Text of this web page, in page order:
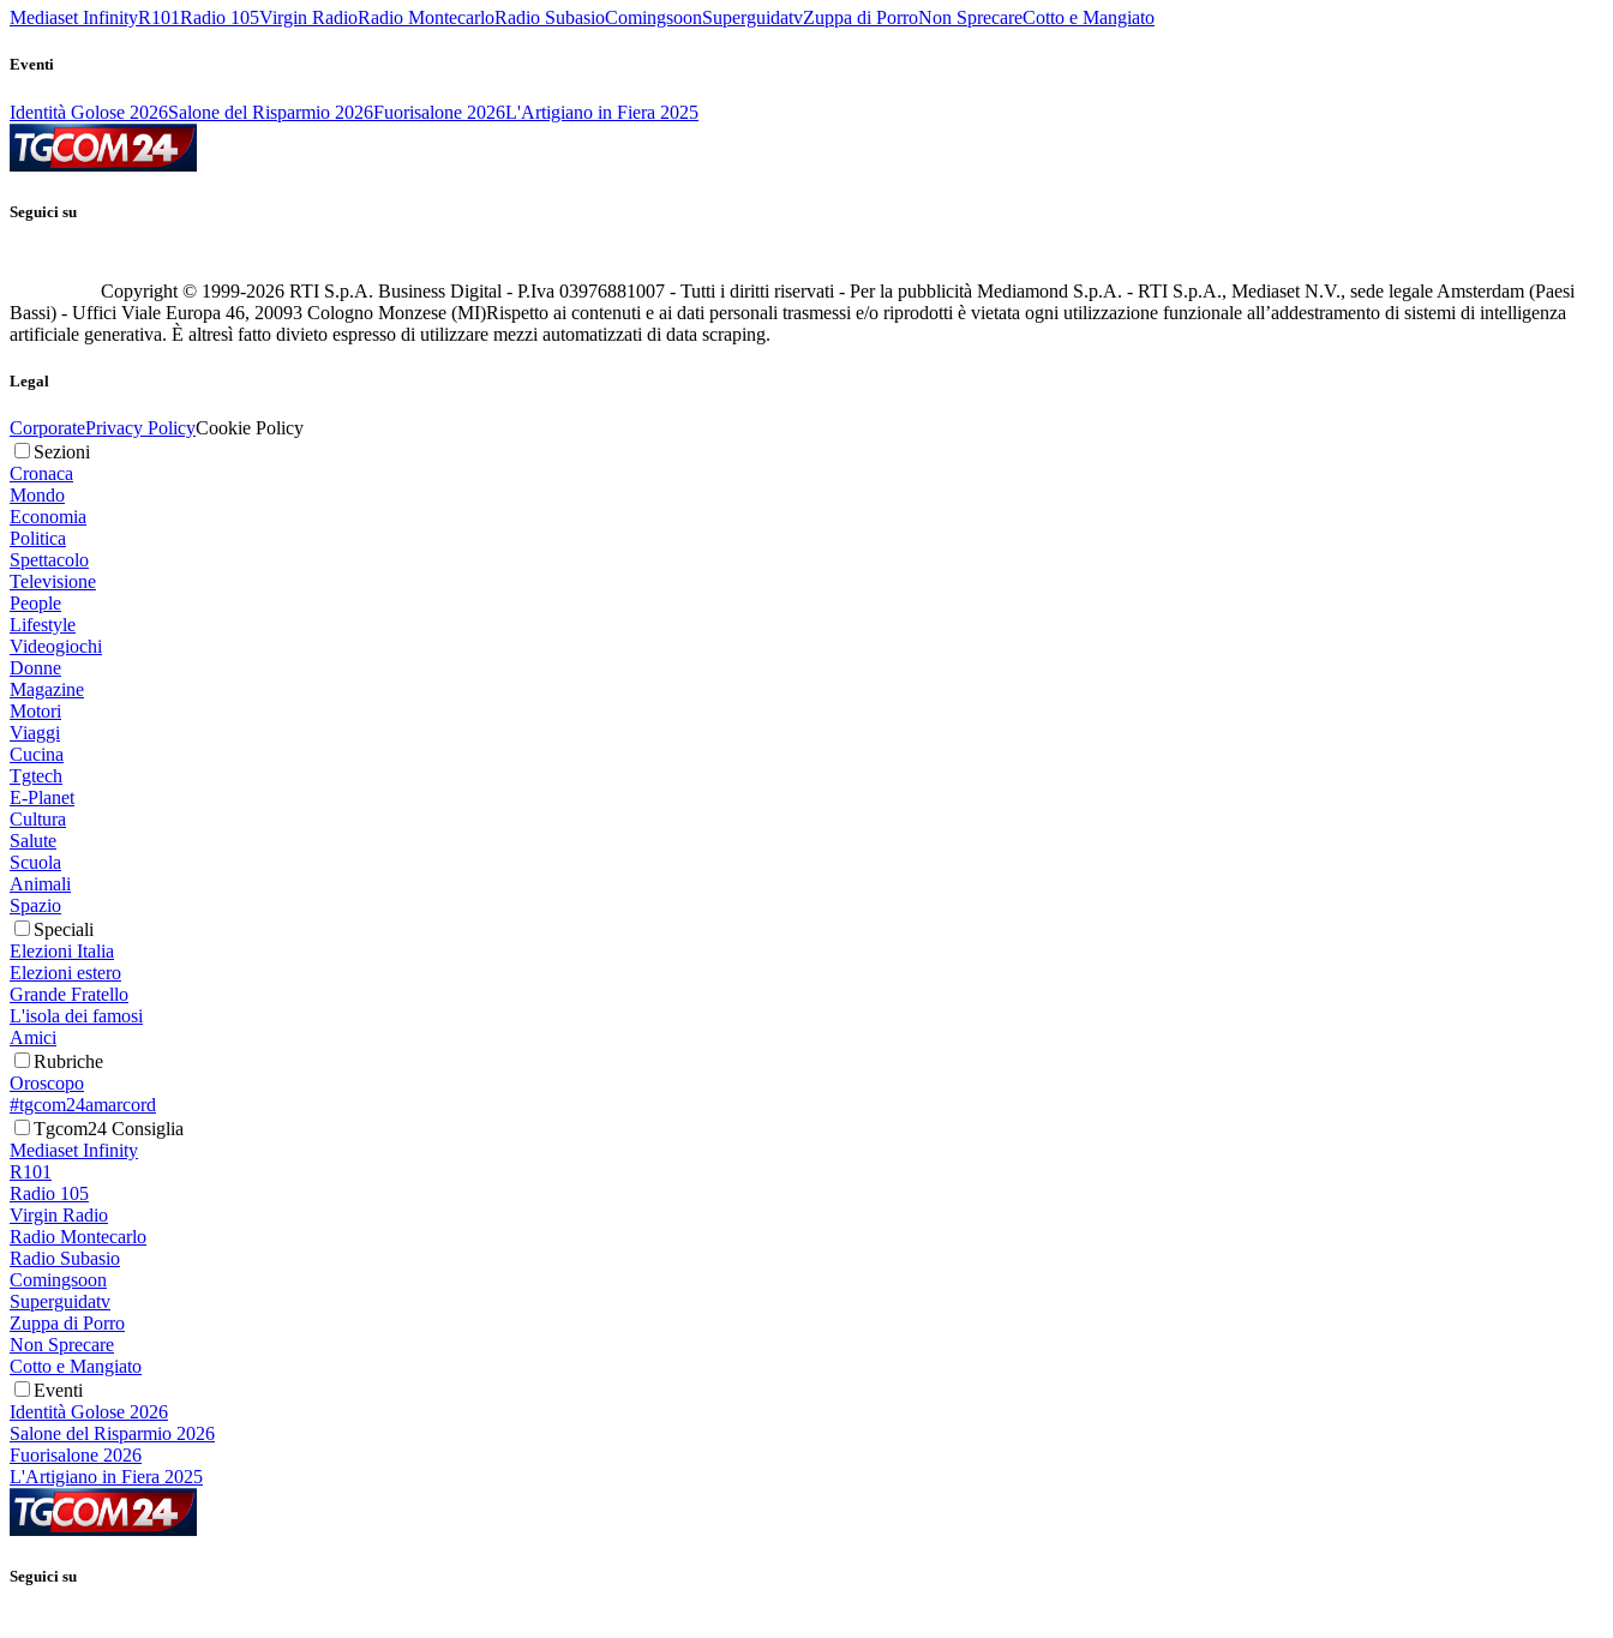
Mediaset InfinityR101Radio 105Virgin RadioRadio MontecarloRadio SubasioComingsoonSuperguidatvZuppa di PorroNon SprecareCotto e Mangiato
Eventi
Identità Golose 2026Salone del Risparmio 2026Fuorisalone 2026L'Artigiano in Fiera 2025
Seguici su
Copyright © 1999-2026 RTI S.p.A. Business Digital - P.Iva 03976881007 - Tutti i diritti riservati - Per la pubblicità Mediamond S.p.A. - RTI S.p.A., Mediaset N.V., sede legale Amsterdam (Paesi
Bassi) - Uffici Viale Europa 46, 20093 Cologno Monzese (MI)Rispetto ai contenuti e ai dati personali trasmessi e/o riprodotti è vietata ogni utilizzazione funzionale all’addestramento di sistemi di intelligenza
artificiale generativa. È altresì fatto divieto espresso di utilizzare mezzi automatizzati di data scraping.
Legal
CorporatePrivacy PolicyCookie Policy
Sezioni
Cronaca
Mondo
Economia
Politica
Spettacolo
Televisione
People
Lifestyle
Videogiochi
Donne
Magazine
Motori
Viaggi
Cucina
Tgtech
E-Planet
Cultura
Salute
Scuola
Animali
Spazio
Speciali
Elezioni Italia
Elezioni estero
Grande Fratello
L'isola dei famosi
Amici
Rubriche
Oroscopo
#tgcom24amarcord
Tgcom24 Consiglia
Mediaset Infinity
R101
Radio 105
Virgin Radio
Radio Montecarlo
Radio Subasio
Comingsoon
Superguidatv
Zuppa di Porro
Non Sprecare
Cotto e Mangiato
Eventi
Identità Golose 2026
Salone del Risparmio 2026
Fuorisalone 2026
L'Artigiano in Fiera 2025
Seguici su